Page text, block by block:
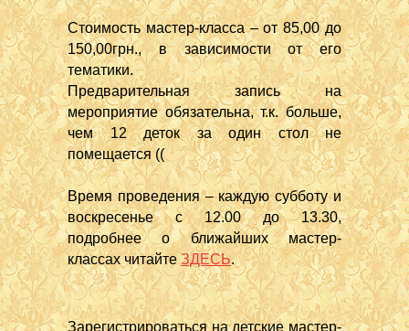
Стоимость мастер-класса – от 85,00 до
150,00грн., в зависимости от его
тематики.
Предварительная запись на
мероприятие обязательна, т.к. больше,
чем 12 деток за один стол не
помещается ((
Время проведения – каждую субботу и
воскресенье с 12.00 до 13.30,
подробнее о ближайших мастер-
классах читайтеЗДЕСЬ.
Зарегистрироваться на детские мастер-